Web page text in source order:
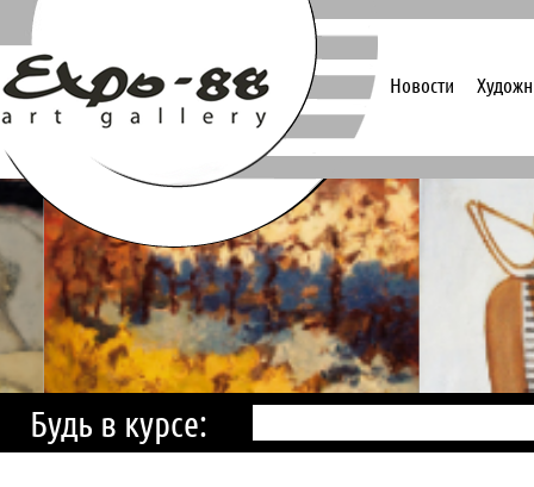
Новости
Будь в курсе: